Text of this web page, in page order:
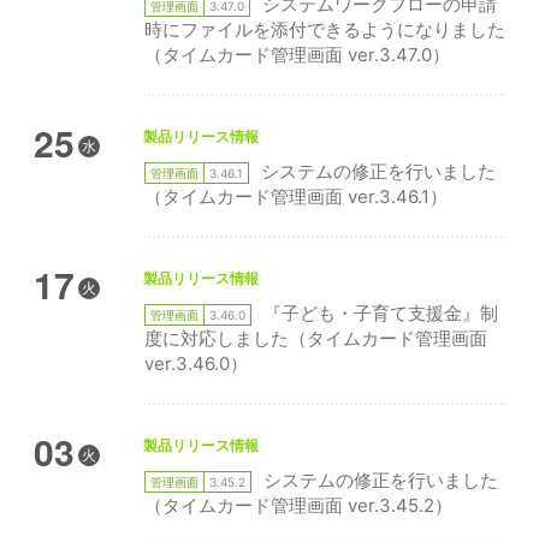
管理画面 3.47.0
システムワークフローの申請
時にファイルを添付できるようになりました
（タイムカード管理画面 ver.3.47.0）
25 水
製品リリース情報
管理画面 3.46.1
システムの修正を行いました
（タイムカード管理画面 ver.3.46.1）
17 火
製品リリース情報
管理画面 3.46.0
『子ども・子育て支援金』制
度に対応しました（タイムカード管理画面
ver.3.46.0）
03 火
製品リリース情報
管理画面 3.45.2
システムの修正を行いました
（タイムカード管理画面 ver.3.45.2）